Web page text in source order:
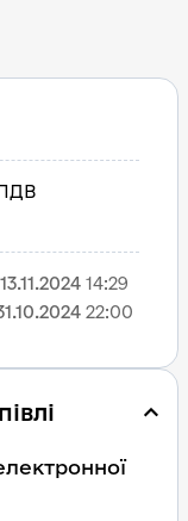
ПДВ
13.11.2024 14:29
22:00